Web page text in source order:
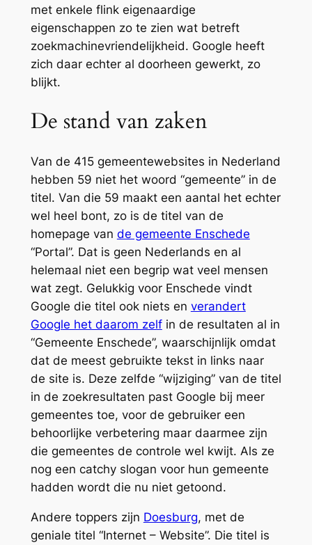
met enkele flink eigenaardige
eigenschappen zo te zien wat betreft
zoekmachinevriendelijkheid. Google heeft
zich daar echter al doorheen gewerkt, zo
blijkt.
De stand van zaken
Van de 415 gemeentewebsites in Nederland
hebben 59 niet het woord “gemeente” in de
titel. Van die 59 maakt een aantal het echter
wel heel bont, zo is de titel van de
homepage van de gemeente Enschede
“Portal”. Dat is geen Nederlands en al
helemaal niet een begrip wat veel mensen
wat zegt. Gelukkig voor Enschede vindt
Google die titel ook niets en verandert
Google het daarom zelfin de resultaten al in
“Gemeente Enschede”, waarschijnlijk omdat
dat de meest gebruikte tekst in links naar
de site is. Deze zelfde “wijziging” van de titel
in de zoekresultaten past Google bij meer
gemeentes toe, voor de gebruiker een
behoorlijke verbetering maar daarmee zijn
die gemeentes de controle wel kwijt. Als ze
nog een catchy slogan voor hun gemeente
hadden wordt die nu niet getoond.
Andere toppers zijn Doesburg, met de
geniale titel “Internet – Website”. Die titel is